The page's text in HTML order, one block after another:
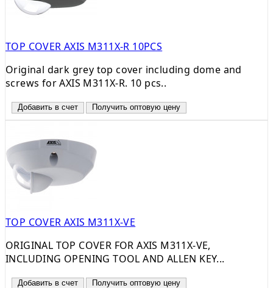
TOP COVER AXIS M311X-R 10PCS
Original dark grey top cover including dome and
screws for AXIS M311X-R. 10 pcs..
Добавить в счет Получить оптовую цену
TOP COVER AXIS M311X-VE
ORIGINAL TOP COVER FOR AXIS M311X-VE,
INCLUDING OPENING TOOL AND ALLEN KEY...
Добавить в счет Получить оптовую цену